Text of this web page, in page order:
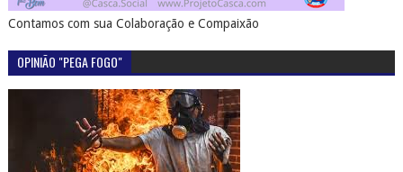
Contamos com sua Colaboração e Compaixão
OPINIÃO "PEGA FOGO"